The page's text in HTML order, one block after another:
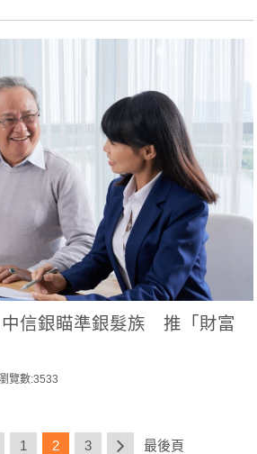
信銀瞄準銀髮族 推「財富
覽數:3533
1 2 3 最後頁